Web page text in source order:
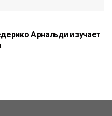
Арнальди изучает